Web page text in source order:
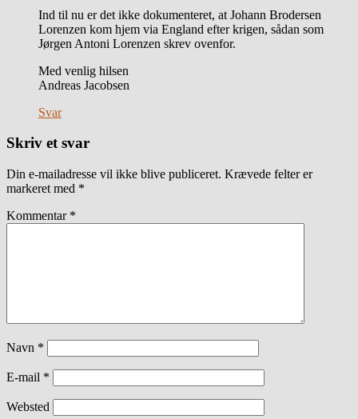
Ind til nu er det ikke dokumenteret, at Johann Brodersen
Lorenzen kom hjem via England efter krigen, sådan som
Jørgen Antoni Lorenzen skrev ovenfor.
Med venlig hilsen
Andreas Jacobsen
Svar
Skriv et svar
Din e-mailadresse vil ikke blive publiceret. Krævede felter er
markeret med *
Kommentar *
Navn *
E-mail *
Websted